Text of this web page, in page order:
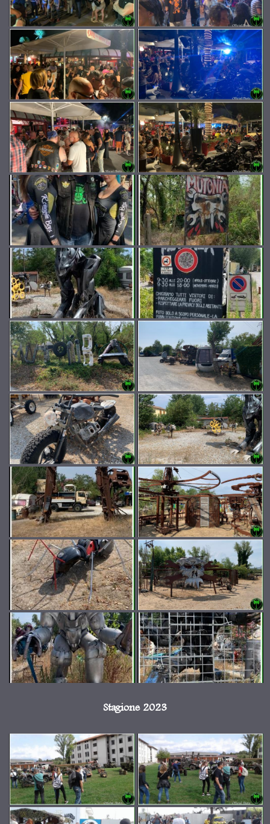
Stagione 2023